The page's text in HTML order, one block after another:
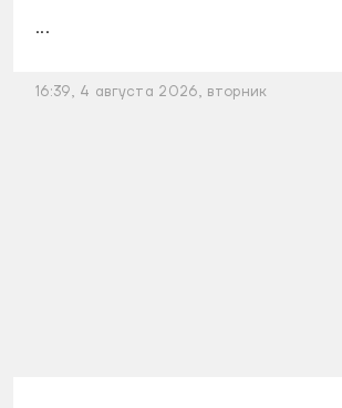
...
16:39, 4 августа 2026, вторник